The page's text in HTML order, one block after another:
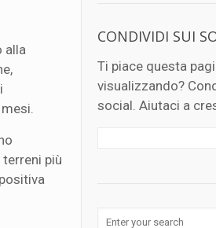
alla
più
CONDIVIDI SUI
Ti piace questa
visualizzando?
social. Aiutaci a